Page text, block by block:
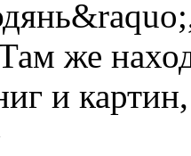
же
и